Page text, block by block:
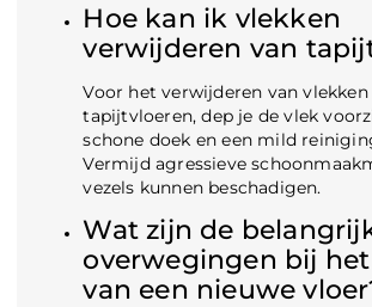
Hoe kan ik vlekken
verwijderen van
Voor het verwijderen van vlekken
tapijtvloeren, dep je de vlek
schone doek en een mild
Vermijd agressieve
vezels kunnen beschadigen.
Wat zijn de
overwegingen bij
van een nieuwe